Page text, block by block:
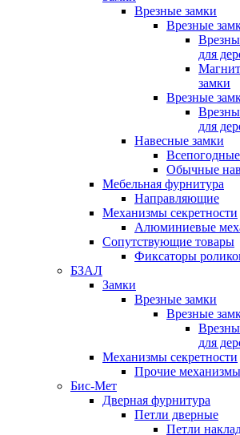
Врезные замки
Врезные
для
замки
Врезные
для
Навесные замки
Обычные
Мебельная фурнитура
Направляющие
Механизмы секретности
Алюминиевые
Сопутствующие товары
Фиксаторы
БЗАЛ
Замки
Врезные замки
Врезные
для
Механизмы секретности
Прочие механизмы
Бис-Мет
Дверная фурнитура
Петли дверные
Петли